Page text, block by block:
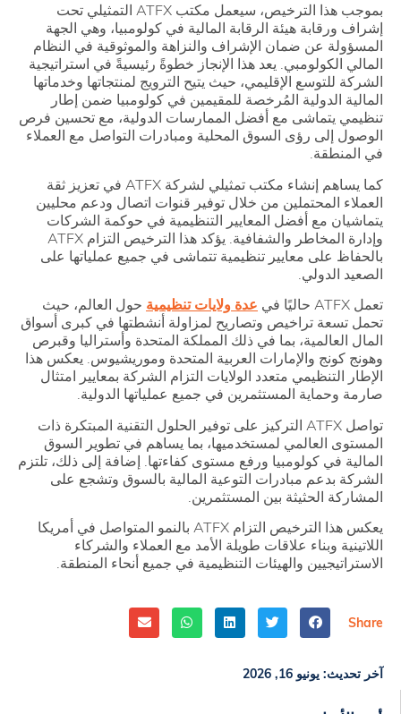
بموجب هذا الترخيص، سيعمل مكتب ATFX التمثيلي تحت
إشراف ورقابة هيئة الرقابة المالية في كولومبيا، وهي الجهة
المسؤولة عن ضمان الإشراف والنزاهة والموثوقية في النظام
المالي الكولومبي. يعد هذا الإنجاز خطوةً رئيسيةً في استراتيجية
الشركة للتوسع الإقليمي، حيث يتيح الترويج لمنتجاتها وخدماتها
المالية الدولية المُرخصة للمقيمين في كولومبيا ضمن إطار
تنظيمي يتماشى مع أفضل الممارسات الدولية، مع تحسين فرص
الوصول إلى رؤى السوق المحلية ومبادرات التواصل مع العملاء
في المنطقة.
كما يساهم إنشاء مكتب تمثيلي لشركة ATFX في تعزيز ثقة
العملاء المحتملين من خلال توفير قنوات اتصال ودعم محليين
يتماشيان مع أفضل المعايير التنظيمية في حوكمة الشركات
وإدارة المخاطر والشفافية. يؤكد هذا الترخيص التزام ATFX
بالحفاظ على معايير تنظيمية تتماشى في جميع عملياتها على
الصعيد الدولي.
تعمل ATFX حاليًا في
عدة ولايات تنظيمية حول العالم، حيث
تحمل تسعة تراخيص وتصاريح لمزاولة أنشطتها في كبرى أسواق
المال العالمية، بما في ذلك المملكة المتحدة وأستراليا وقبرص
وهونج كونج والإمارات العربية المتحدة وموريشيوس. يعكس هذا
الإطار التنظيمي متعدد الولايات التزام الشركة بمعايير امتثال
صارمة وحماية المستثمرين في جميع عملياتها الدولية.
تواصل ATFX التركيز على توفير الحلول التقنية المبتكرة ذات
المستوى العالمي لمستخدميها، بما يساهم في تطوير السوق
المالية في كولومبيا ورفع مستوى كفاءتها. إضافة إلى ذلك، تلتزم
الشركة بدعم مبادرات التوعية المالية بالسوق وتشجع على
المشاركة الحثيثة بين المستثمرين.
يعكس هذا الترخيص التزام ATFX بالنمو المتواصل في أمريكا
اللاتينية وبناء علاقات طويلة الأمد مع العملاء والشركاء
الاستراتيجيين والهيئات التنظيمية في جميع أنحاء المنطقة.
Share
آخر تحديث: يونيو 16, 2026